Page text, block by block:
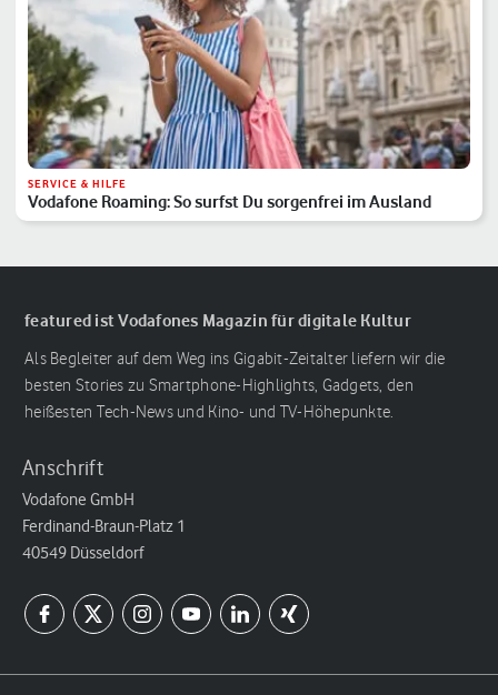
SERVICE & HILFE
Vodafone Roaming: So surfst Du sorgenfrei im Ausland
featured ist Vodafones Magazin für digitale Kultur
Als Begleiter auf dem Weg ins Gigabit-Zeitalter liefern wir die
besten Stories zu Smartphone-Highlights, Gadgets, den
heißesten Tech-News und Kino- und TV-Höhepunkte.
Anschrift
Vodafone GmbH
Ferdinand-Braun-Platz 1
40549 Düsseldorf